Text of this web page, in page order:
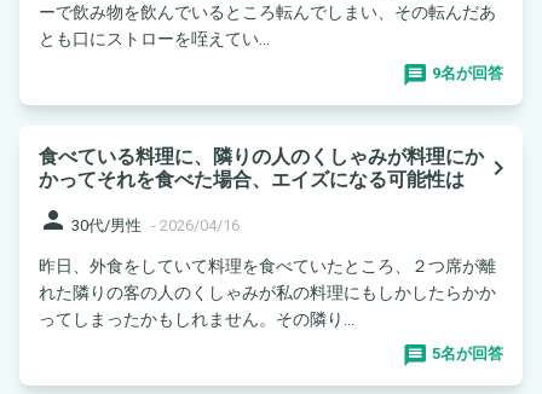
ーで飲み物を飲んでいるところ転んでしまい、その転んだあ
とも口にストローを咥えてい...
9名が回答
食べている料理に、隣りの人のくしゃみが料理にか
かってそれを食べた場合、エイズになる可能性は
navigate_next
person 30代/男性 - 2026/04/16
昨日、外食をしていて料理を食べていたところ、２つ席が離
れた隣りの客の人のくしゃみが私の料理にもしかしたらかか
ってしまったかもしれません。その隣り...
5名が回答